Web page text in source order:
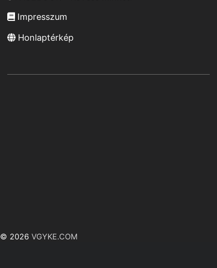
Impresszum
Honlaptérkép
© 2026 VGYKE.COM